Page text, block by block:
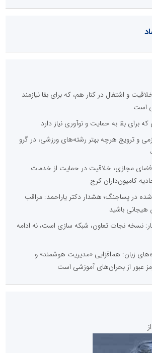
و اشتغال در کنار هم، که برای بقا نیازمند
است
که برای بقا به حمایت و نوآوری نیاز دارد
و ترویج هرچه بهتر رشته‌های ورزشی، در گرو
فضای مجازی، خلاقیت در حمایت از خدمات
کامیون‌داران کرج
در پساجنگ؛ هشدار دکتر یاراحمد: مراقب
هیجانی باشید
نسخه نجات تعاون، شبکه سازی است، نه ادامه
زبان: هم‌افزایی «مدیریت هوشمند» و
عبور از بحران‌های آموزشی است